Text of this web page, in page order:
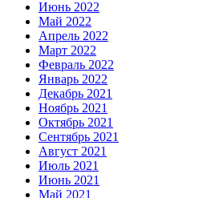
Июнь 2022
Май 2022
Апрель 2022
Март 2022
Февраль 2022
Январь 2022
Декабрь 2021
Ноябрь 2021
Октябрь 2021
Сентябрь 2021
Август 2021
Июль 2021
Июнь 2021
Май 2021